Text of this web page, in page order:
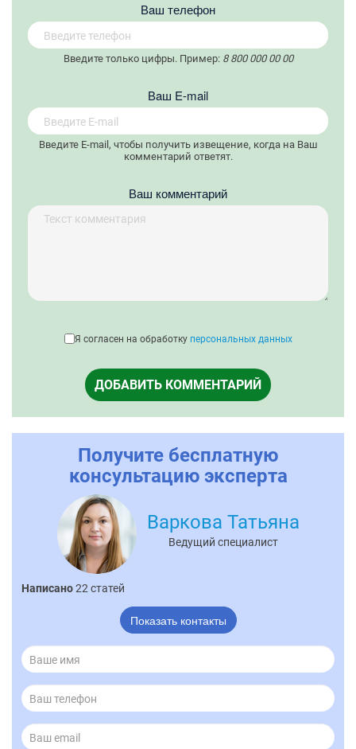
Вaш телефон
Введите только цифры. Пример: 8 800 000 00 00
Вaш E-mail
Введите E-mail, чтобы получить извещение, когда на Ваш
комментарий ответят.
Ваш комментарий
Я согласен на обработку персональных данных
ДОБАВИТЬ КОММЕНТАРИЙ
Получите бесплатную
консультацию эксперта
Варкова Татьяна
Ведущий специалист
Написано22 статей
Показать контакты